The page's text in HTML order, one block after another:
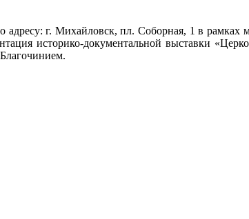
г. Михайловск, пл. Соборная, 1 в рамках
историко-документальной выставки